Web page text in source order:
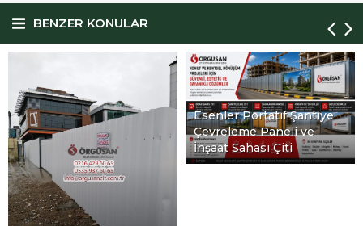
BENZER KONULAR
Esenler Portatif Şantiye
Çevreleme Paneli ve
İnşaat Sahası Çiti